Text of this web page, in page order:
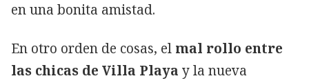
en una bonita amistad.
En otro orden de cosas, el mal rollo entre
las chicas de Villa Playa y la nueva